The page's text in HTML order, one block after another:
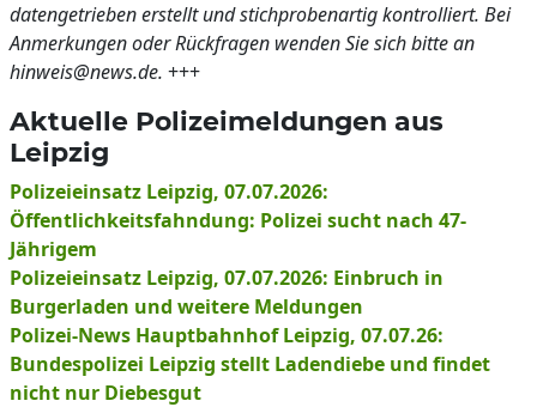
datengetrieben erstellt und stichprobenartig kontrolliert. Bei
Anmerkungen oder Rückfragen wenden Sie sich bitte an
hinweis@news.de. +++
Aktuelle Polizeimeldungen aus
Leipzig
Polizeieinsatz Leipzig, 07.07.2026:
Öffentlichkeitsfahndung: Polizei sucht nach 47-
Jährigem
Polizeieinsatz Leipzig, 07.07.2026: Einbruch in
Burgerladen und weitere Meldungen
Polizei-News Hauptbahnhof Leipzig, 07.07.26:
Bundespolizei Leipzig stellt Ladendiebe und findet
nicht nur Diebesgut